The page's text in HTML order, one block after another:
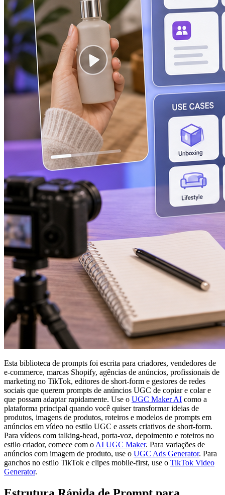
Esta biblioteca de prompts foi escrita para criadores, vendedores de
e-commerce, marcas Shopify, agências de anúncios, profissionais de
marketing no TikTok, editores de short-form e gestores de redes
sociais que querem prompts de anúncios UGC de copiar e colar e
que possam adaptar rapidamente. Use o UGC Maker AI como a
plataforma principal quando você quiser transformar ideias de
produtos, imagens de produtos, roteiros e modelos de prompts em
anúncios em vídeo no estilo UGC e assets criativos de short-form.
Para vídeos com talking-head, porta-voz, depoimento e roteiros no
estilo criador, comece com o AI UGC Maker. Para variações de
anúncios com imagem de produto, use o UGC Ads Generator. Para
ganchos no estilo TikTok e clipes mobile-first, use o TikTok Video
Generator.